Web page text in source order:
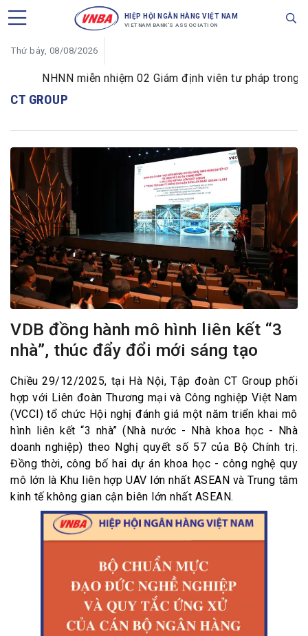
HIỆP HỘI NGÂN HÀNG VIỆT NAM
VIETNAM BANK'S ASSOCIATION
Thứ bảy, 08/08/2026
NHNN miễn nhiệm 02 Giám định viên tư pháp trong
CT GROUP
VDB đồng hành mô hình liên kết “3
nhà”, thúc đẩy đổi mới sáng tạo
Chiều 29/12/2025, tại Hà Nội, Tập đoàn CT Group phối
hợp với Liên đoàn Thương mại và Công nghiệp Việt Nam
(VCCI) tổ chức Hội nghị đánh giá một năm triển khai mô
hình liên kết “3 nhà” (Nhà nước - Nhà khoa học - Nhà
doanh nghiệp) theo Nghị quyết số 57 của Bộ Chính trị.
Đồng thời, công bố hai dự án khoa học - công nghệ quy
mô lớn là Khu liên hợp UAV lớn nhất ASEAN và Trung tâm
kinh tế không gian cận biên lớn nhất ASEAN.